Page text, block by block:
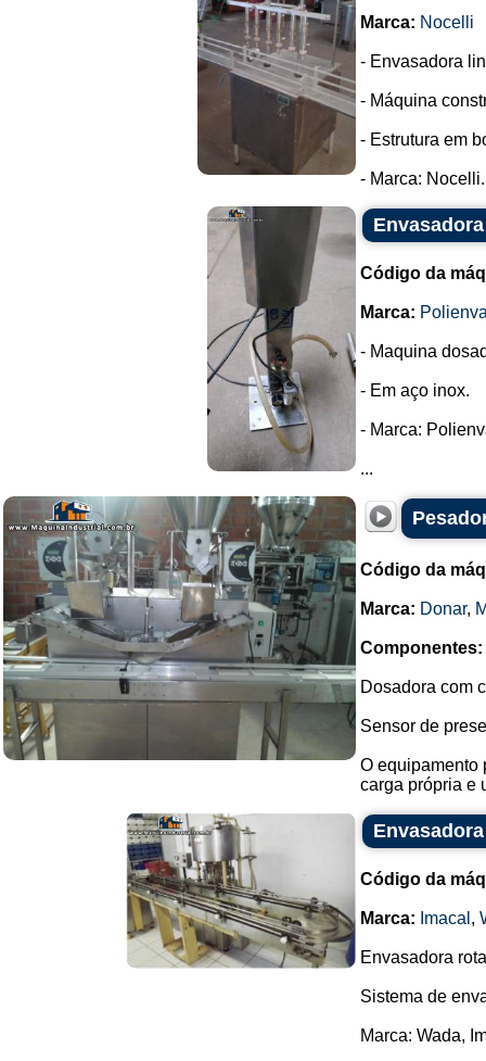
Marca: Nocelli
- Envasadora
- Máquina
- Estrutura em
- Marca:
Código da
Marca:
- Maquina
- Em aço inox.
- Marca:
...
Código da
Marca: Donar,
Componentes:
Dosadora com
Sensor de
O equipamento
carga própria e
Código da
Marca: Imacal ,
Envasadora
Sistema de
Marca: Wada,